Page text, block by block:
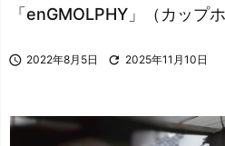
「enGMOLPHY」（カップ
 2022年8月5日  2025年11月10日